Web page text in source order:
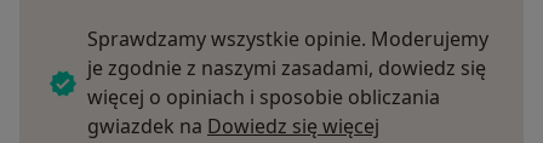
Sprawdzamy wszystkie opinie. Moderujemy
je zgodnie z naszymi zasadami, dowiedz się
więcej o opiniach i sposobie obliczania
gwiazdek na Dowiedz się więcej